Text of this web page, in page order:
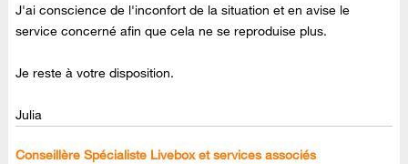
J'ai conscience de l'inconfort de la situation et en avise le
service concerné afin que cela ne se reproduise plus.
Je reste à votre disposition.
Julia
Conseillère Spécialiste Livebox et services associés